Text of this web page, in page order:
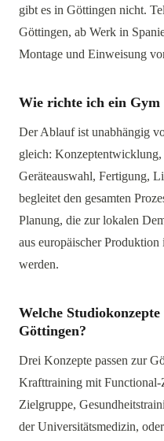
gibt es in Göttingen nicht.
Göttingen, ab Werk in
Montage und Einweisung
Wie richte ich ein Gym
Der Ablauf ist unabhängig
gleich:
Geräteauswahl, Fertigung,
begleitet den gesamten
Planung, die zur lokalen
aus europäischer
werden.
Welche
Göttingen?
Drei Konzepte passen zur
Krafttraining mit Functional-
Zielgruppe,
der Universitätsmedizin,